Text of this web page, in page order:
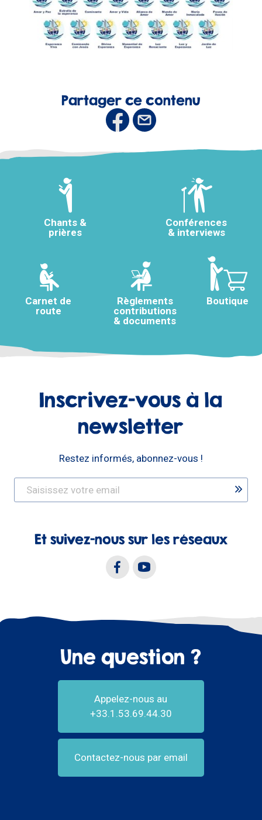
Partager ce contenu
Chants &
prières
Conférences
& interviews
Carnet de
route
Règlements
contributions
& documents
Boutique
Inscrivez-vous à la
newsletter
Restez informés, abonnez-vous !
Et suivez-nous sur les réseaux
Une question ?
Appelez-nous au
+33.1.53.69.44.30
Contactez-nous par email